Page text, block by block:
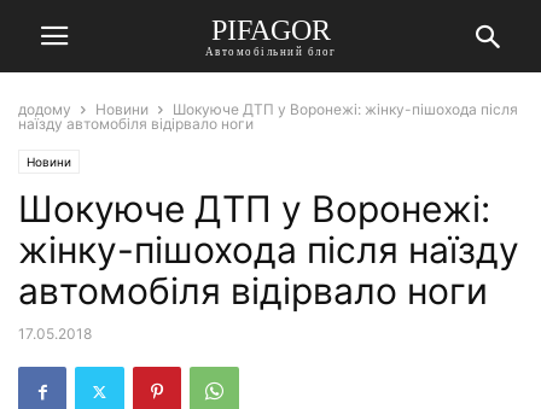
PIFAGOR
Автомобільний блог
додому Новини
Шокуюче ДТП у Воронежі: жінку-пішохода після
наїзду автомобіля відірвало ноги
Новини
Шокуюче ДТП у Воронежі:
жінку-пішохода після наїзду
автомобіля відірвало ноги
17.05.2018